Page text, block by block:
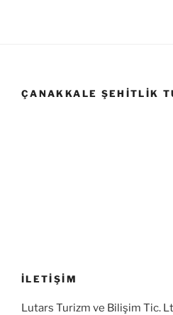
ÇANAKKALE ŞEHITLIK
İLETİŞİM
Lutars Turizm ve Bilişim Tic.